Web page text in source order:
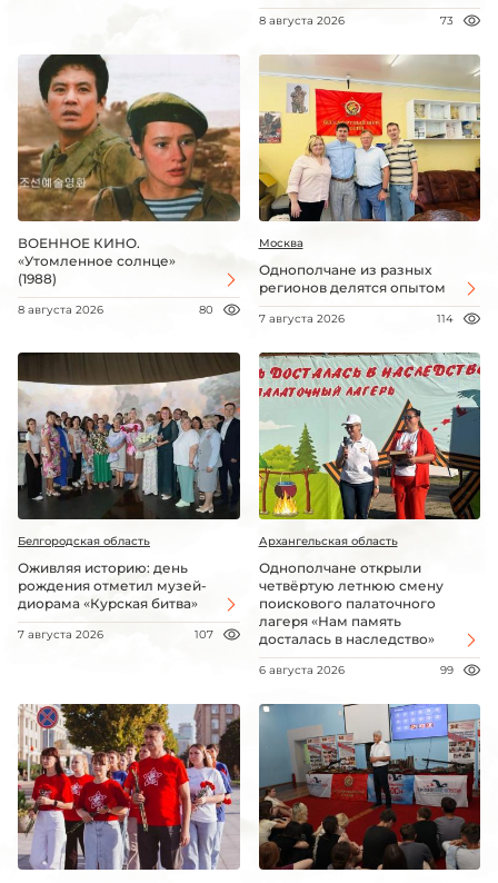
8 августа 2026 73
ВОЕННОЕ КИНО.
«Утомленное солнце»
(1988)
8 августа 2026 80
Москва
Однополчане из разных
регионов делятся опытом
7 августа 2026 114
Белгородская область
Оживляя историю: день
рождения отметил музей-
диорама «Курская битва»
7 августа 2026 107
Архангельская область
Однополчане открыли
четвёртую летнюю смену
поискового палаточного
лагеря «Нам память
досталась в наследство»
6 августа 2026 99